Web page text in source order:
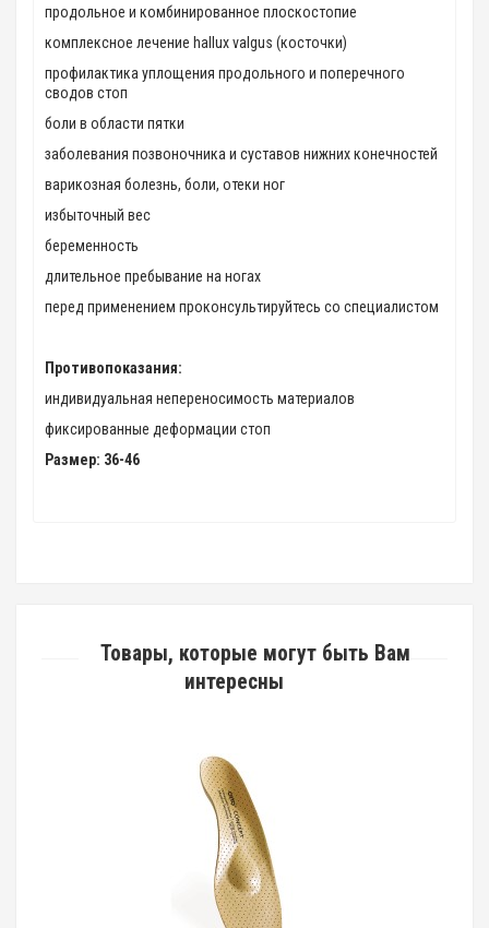
продольное и комбинированное плоскостопие
комплексное лечение hallux valgus (косточки)
профилактика уплощения продольного и поперечного
сводов стоп
боли в области пятки
заболевания позвоночника и суставов нижних конечностей
варикозная болезнь, боли, отеки ног
избыточный вес
беременность
длительное пребывание на ногах
перед применением проконсультируйтесь со специалистом
Противопоказания:
индивидуальная непереносимость материалов
фиксированные деформации стоп
Размер: 36-46
Товары, которые могут быть Вам
интересны